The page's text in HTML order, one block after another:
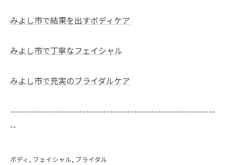
みよし市で結果を出すボディケア
みよし市で丁寧なフェイシャル
みよし市で充実のブライダルケア
--------------------------------------------------------------------
--
ボディ フェイシャル ブライダル